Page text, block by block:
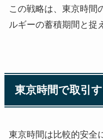
この戦略は、東京時間
ルギーの蓄積期間と捉
東京時間で取引
東京時間は比較的安全